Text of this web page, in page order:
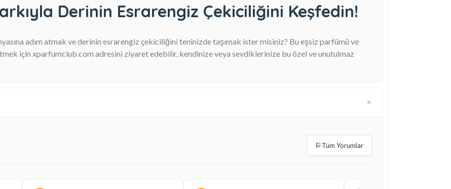
Derinin Esrarengiz Çekiciliğini Keşfedin!
adım atmak ve derinin esrarengiz çekiciliğini teninizde taşımak ister misiniz? Bu eşsiz parfümü ve
için xparfumclub.com adresini ziyaret edebilir, kendinize veya sevdiklerinize bu özel ve unutulmaz
Tüm Yorumlar